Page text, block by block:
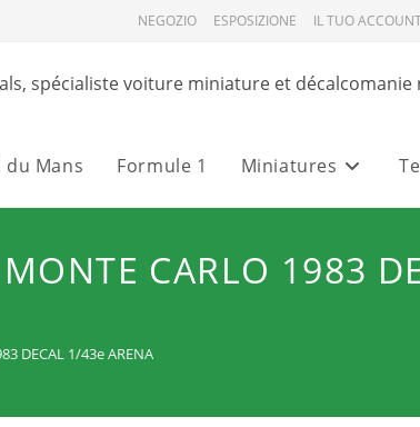
NEGOZIO ESPOSIZIONE IL TUO
spécialiste voiture miniature et décalcomanie
du Mans Formule 1 Miniatures
CARLO 1983
DECAL 1/43e ARENA